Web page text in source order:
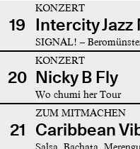
19
KONZERT
Intercity Jazz
SIGNAL! –
20
KONZERT
Nicky B Fly
Wo chumi her Tour
21
ZUM MITMACHEN
Caribbean